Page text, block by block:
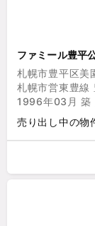
ファミール豊平
札幌市豊平区美
札幌市営東豊線
1996年03月 築
売り出し中の物